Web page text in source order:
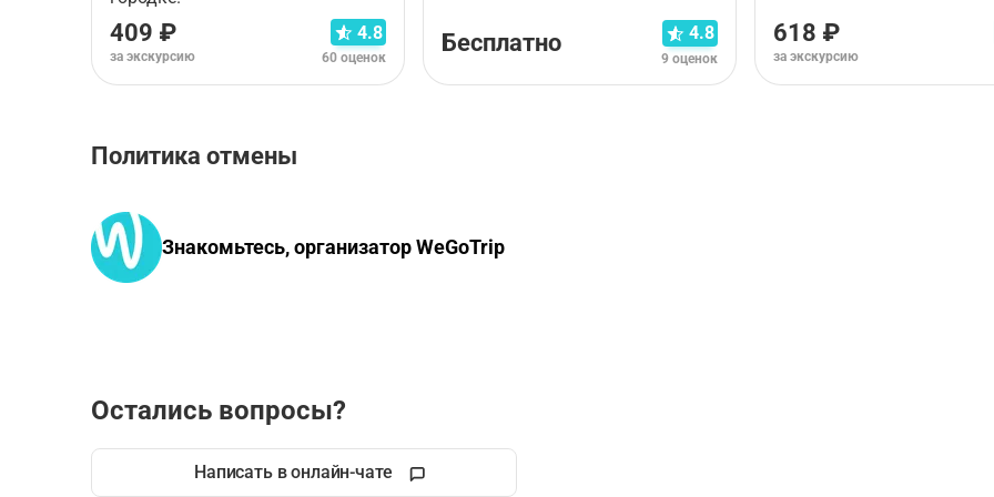
409 ₽
за экскурсию
4.8
60 оценок
Бесплатно 4.8
9 оценок
618 ₽
за экскурсию
Политика отмены
Правила отмены зависят от типа выбранного варианта тура. Пожалуйста,
Аудиоэкскурсия
Знакомьтесь, организатор WeGoTrip
Остались вопросы?
Написать в онлайн-чате